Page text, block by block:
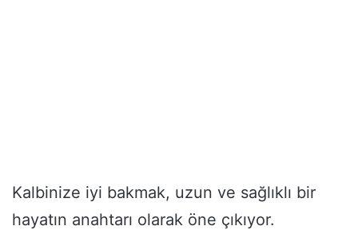
Kalbinize iyi bakmak, uzun ve sağlıklı bir
hayatın anahtarı olarak öne çıkıyor.